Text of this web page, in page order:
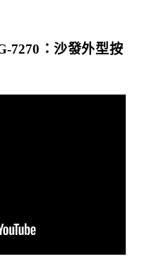
7270：沙發外型按